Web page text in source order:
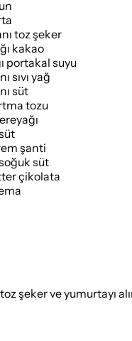
toz şeker
kakao
portakal suyu
sıvı yağ
süt
tozu
şanti
süt
çikolata
şeker ve yumurtayı